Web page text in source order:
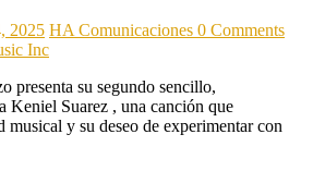
2025 HA Comunicaciones 0 Comments
Inc
presenta su segundo sencillo,
Suarez , una canción que
musical y su deseo de experimentar con